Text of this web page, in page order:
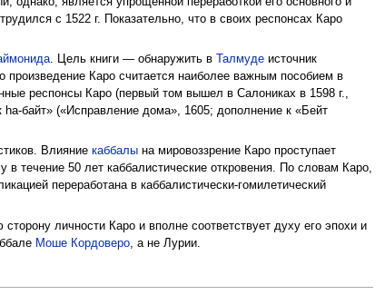
с 1522 г. Показательно, что в своих респонсах Каро
. Цель книги — обнаружить в Талмуде источник
произведение Каро считается наиболее важным пособием в
респонсы Каро (первый том вышел в Салониках в 1598 г.,
байт» («Исправление дома», 1605; дополнение к «Бейт
Влияниекаббалы на мировоззрение Каро проступает
течение 50 лет каббалистические откровения. По словам Каро,
переработана в каббалистически-гомилетический
личности Каро и вполне соответствует духу его эпохи и
Моше Кордоверо , а не Лурии.